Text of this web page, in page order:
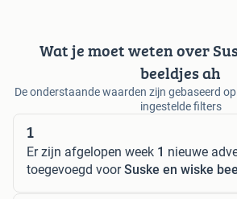
Wat je moet weten over
beeldjes ah
De onderstaande waarden zijn gebaseerd
ingestelde filters
1
Er zijn afgelopen week 1 nieuwe
toegevoegd voorSuske en wiske